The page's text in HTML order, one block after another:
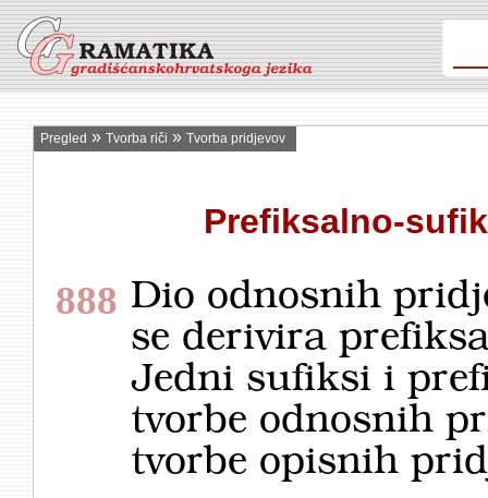
Pregled » Tvorba riči » Tvorba pridjevov
Prefiksalno-
888 Dio odnosnih
se derivira
Jedni sufiksi i
tvorbe odnosnih
tvorbe opisnih